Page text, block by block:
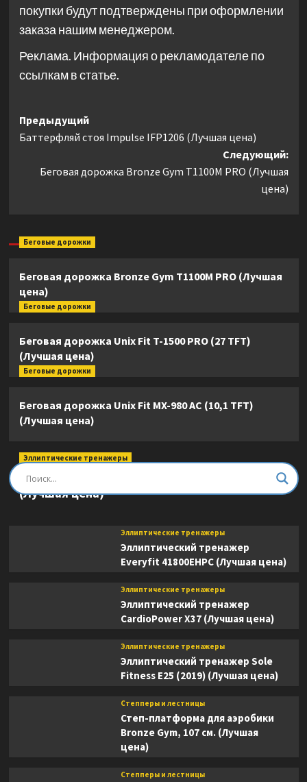
покупки будут подтверждены при оформлении
заказа нашим менеджером.
Реклама. Информация о рекламодателе по
ссылкам в статье.
Навигация
записи
Предыдущий
Баттерфляй стоя Impulse IFP1206 (Лучшая цена)
Следующий:
Беговая дорожка Bronze Gym T1100M PRO (Лучшая
цена)
Беговые дорожки
Беговая дорожка Bronze Gym T1100M PRO (Лучшая
цена)
Беговые дорожки
Беговая дорожка Unix Fit T-1500 PRO (27 TFT)
(Лучшая цена)
Беговые дорожки
Беговая дорожка Unix Fit MX-980 AC (10,1 TFT)
(Лучшая цена)
Эллиптические тренажеры
Эллиптический тренажер DFC E8745T
(Лучшая цена)
Эллиптические тренажеры
Эллиптический тренажер
Everyfit 41800EHPC (Лучшая цена)
Эллиптические тренажеры
Эллиптический тренажер
CardioPower X37 (Лучшая цена)
Эллиптические тренажеры
Эллиптический тренажер Sole
Fitness E25 (2019) (Лучшая цена)
Степперы и лестницы
Степ-платформа для аэробики
Bronze Gym, 107 см. (Лучшая
цена)
Степперы и лестницы